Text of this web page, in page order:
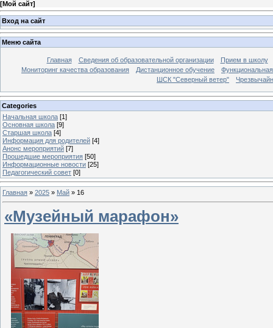
[Мой сайт]
Вход на сайт
Меню сайта
Главная Сведения об образовательной организации
Прием в школу
Мониторинг качества образования
Дистанционное обучение
ШСК "Северный ветер"
Categories
Начальная школа [1]
Основная школа [9]
Старшая школа [4]
Информация для родителей [4]
Анонс мероприятий [7]
Прошедшие мероприятия [50]
Информационные новости [25]
Педагогический совет [0]
Главная » 2025 » Май » 16
«Музейный марафон»